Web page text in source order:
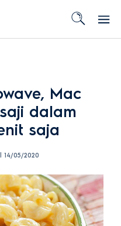
Mac
dalam
saja
14/05/2020